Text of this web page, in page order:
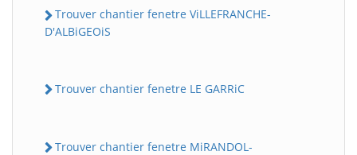
Trouver chantier fenetre ViLLEFRANCHE-
D'ALBiGEOiS
Trouver chantier fenetre LE GARRiC
Trouver chantier fenetre MiRANDOL-